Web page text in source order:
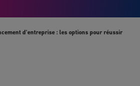
d'entreprise : les options pour réussir